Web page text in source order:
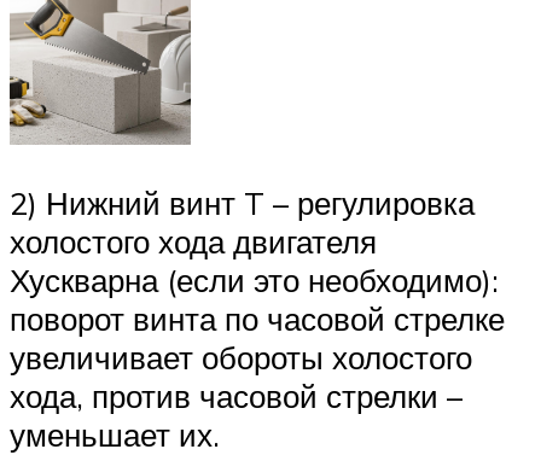
2) Нижний винт T – регулировка
холостого хода двигателя
Хускварна (если это необходимо):
поворот винта по часовой стрелке
увеличивает обороты холостого
хода, против часовой стрелки –
уменьшает их.